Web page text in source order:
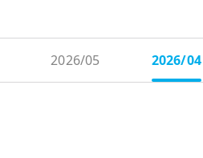
2026/05 2026/04